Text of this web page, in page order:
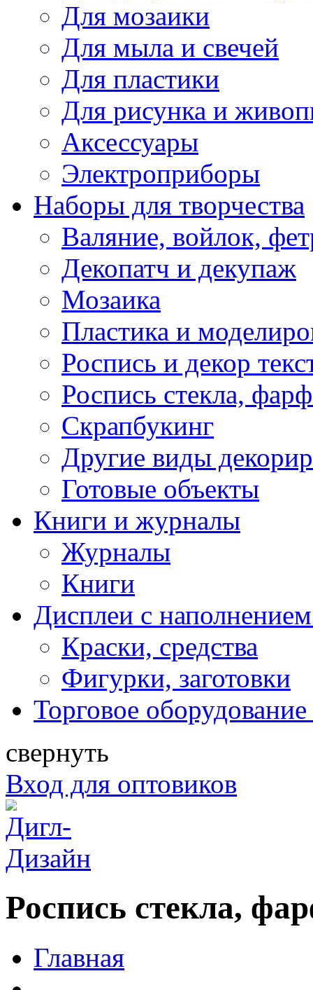
Для мозаики
Для мыла и свечей
Для пластики
Для рисунка и
Аксессуары
Электроприборы
Наборы для творчества
Валяние, войлок,
Декопатч и декупаж
Мозаика
Пластика и
Роспись и декор
Роспись стекла,
Скрапбукинг
Другие виды
Готовые объекты
Книги и журналы
Журналы
Книги
Дисплеи с
Краски, средства
Фигурки, заготовки
Торговое
свернуть
Вход для оптовиков
Роспись стекла,
Главная